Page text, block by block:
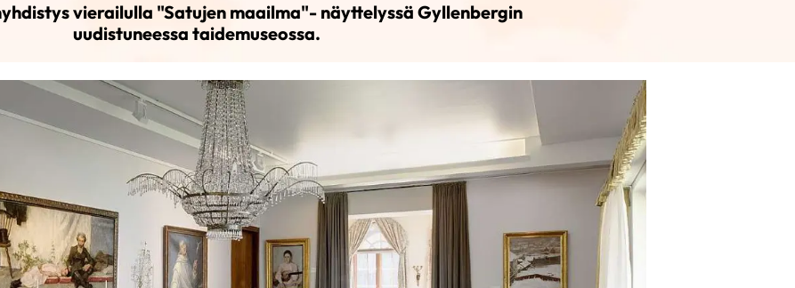
vierailulla "Satujen maailma"- näyttelyssä Gyllenbergin
uudistuneessa taidemuseossa.